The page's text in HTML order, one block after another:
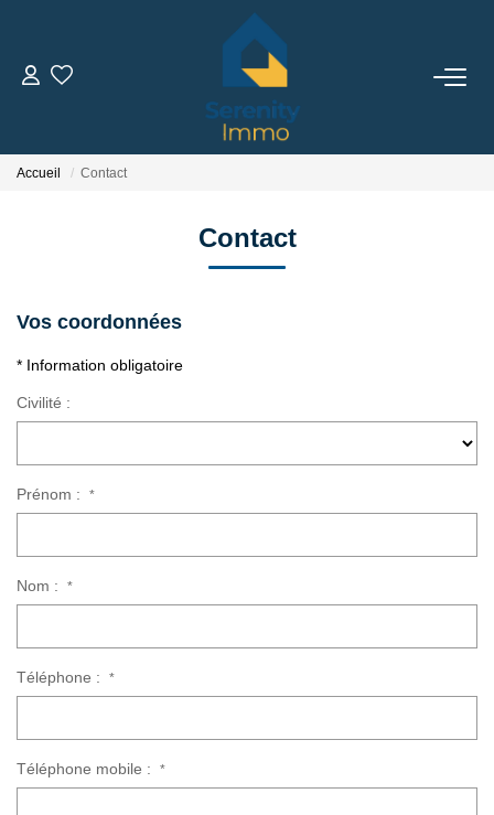
ACHETER
ESTIMER
NOTRE AGENCE
Qui Sommes Nous
Notre Équipe
Accueil Contact
Contact
Vos coordonnées
* Information obligatoire
Civilité :
Prénom : *
Nom : *
Téléphone : *
Téléphone mobile : *